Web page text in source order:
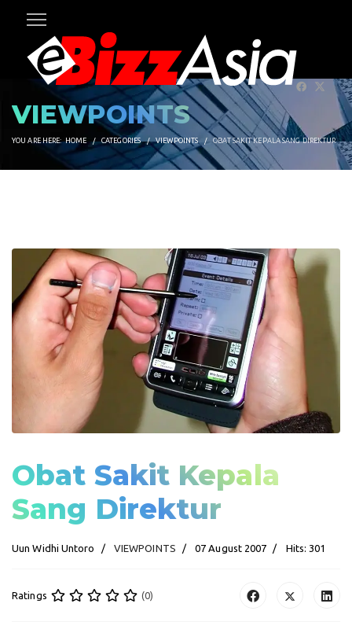
VIEWPOINTS
YOU ARE HERE:HOME CATEGORIES VIEWPOINTS OBAT SAKIT KEPALA SANG DIREKTUR
Obat Sakit Kepala
Sang Direktur
Uun Widhi Untoro VIEWPOINTS 07 August 2007 Hits: 301
Ratings (0)